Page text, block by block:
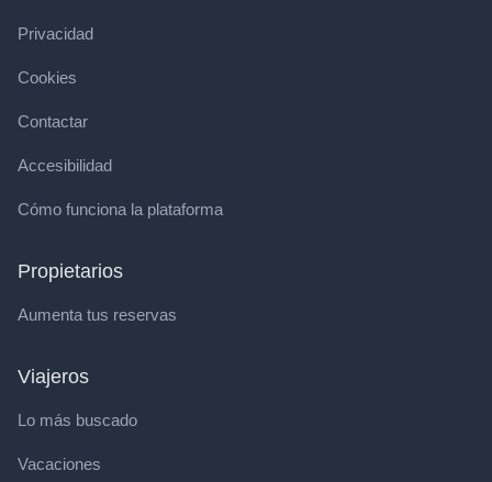
Privacidad
Cookies
Contactar
Accesibilidad
Cómo funciona la plataforma
Propietarios
Aumenta tus reservas
Viajeros
Lo más buscado
Vacaciones